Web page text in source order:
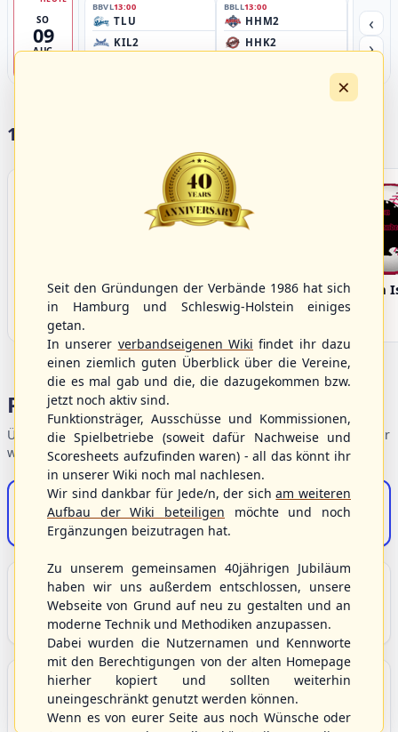
SO
09
AUG
BBVL13:00
TLU
KIL2
BBLL13:00
HHM2
HHK2
Ballpark
‹
›
17 Vereine im S/HBV
Bargenstedt
Beavers
Elmshorn Alligators Fehmarn
Portalbereiche
Übersicht der Verbandsbereiche – wählen Sie einen Einstieg für
weiterführende Informationen.
S/HBV-Shop
Der Onlineshop des S/HBV
Unser Sport
Grundlagen und Hintergründe zu Baseball, Softball
und Baseball5.
Berichte und Neuigkeiten
Aktuelle Meldungen, Berichte und Nachrichten aus
dem S/HBV, Deutschland und der Welt.
×
Seit den Gründungen der Verbände 1986 hat sich
in Hamburg und Schleswig-Holstein einiges
getan.
In unserer verbandseigenen Wiki findet ihr dazu
einen ziemlich guten Überblick über die Vereine,
die es mal gab und die, die dazugekommen bzw.
jetzt noch aktiv sind.
Funktionsträger, Ausschüsse und Kommissionen,
die Spielbetriebe (soweit dafür Nachweise und
Scoresheets aufzufinden waren) - all das könnt ihr
in unserer Wiki noch mal nachlesen.
Wir sind dankbar für Jede/n, der sicham weiteren
Aufbau der Wiki beteiligen möchte und noch
Ergänzungen beizutragen hat.
Zu unserem gemeinsamen 40jährigen Jubiläum
haben wir uns außerdem entschlossen, unsere
Webseite von Grund auf neu zu gestalten und an
moderne Technik und Methodiken anzupassen.
Dabei wurden die Nutzernamen und Kennworte
mit den Berechtigungen von der alten Homepage
hierher kopiert und sollten weiterhin
uneingeschränkt genutzt werden können.
Wenn es von eurer Seite aus noch Wünsche oder